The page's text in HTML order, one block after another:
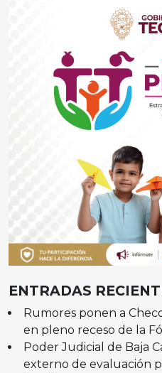
ENTRADAS
Rumores ponen a
en pleno receso de la
Poder Judicial de Baja
externo de evaluación